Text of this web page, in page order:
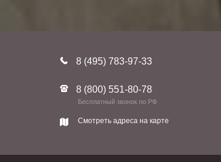
8 (495) 783-97-33
8 (800) 551-80-78
Бесплатный звонок по РФ
Смотреть адреса на карте